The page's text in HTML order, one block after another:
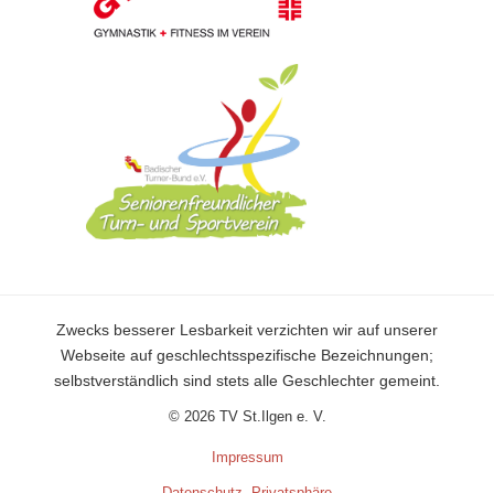
Zwecks besserer Lesbarkeit verzichten wir auf unserer
Webseite auf geschlechtsspezifische Bezeichnungen;
selbstverständlich sind stets alle Geschlechter gemeint.
© 2026 TV St.Ilgen e. V.
Impressum